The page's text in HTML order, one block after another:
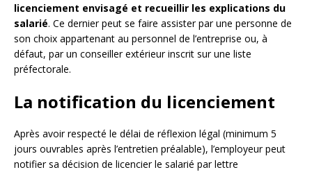
licenciement envisagé et recueillir les explications du
salarié. Ce dernier peut se faire assister par une personne de
son choix appartenant au personnel de l’entreprise ou, à
défaut, par un conseiller extérieur inscrit sur une liste
préfectorale.
La notification du licenciement
Après avoir respecté le délai de réflexion légal (minimum 5
jours ouvrables après l’entretien préalable), l’employeur peut
notifier sa décision de licencier le salarié par lettre